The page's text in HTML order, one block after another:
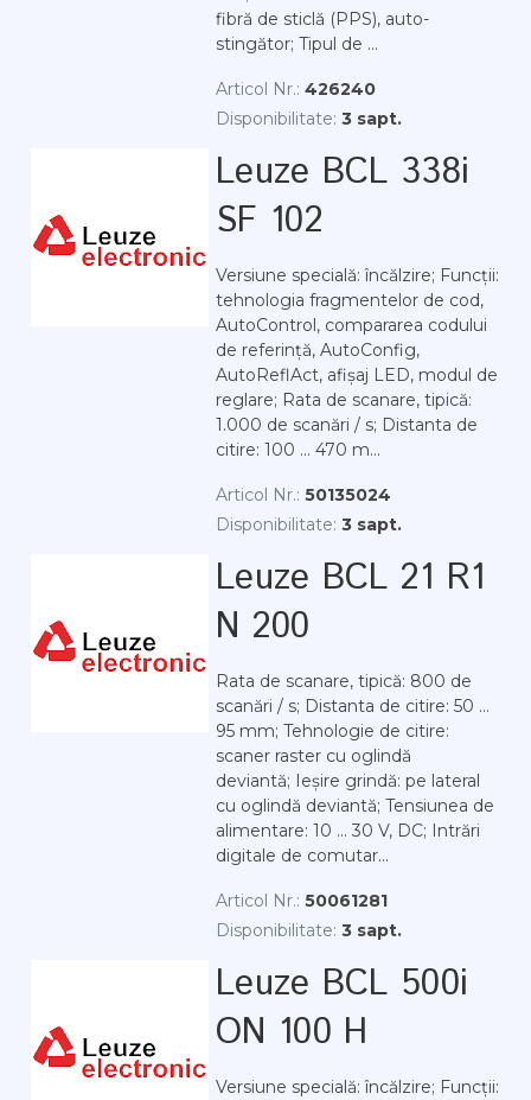
fibră de sticlă (PPS), auto-
stingător; Tipul de ...
Articol Nr.: 426240
Disponibilitate: 3 sapt.
Leuze BCL 338i
SF 102
Versiune specială: încălzire; Funcții:
tehnologia fragmentelor de cod,
AutoControl, compararea codului
de referință, AutoConfig,
AutoReflAct, afișaj LED, modul de
reglare; Rata de scanare, tipică:
1.000 de scanări / s; Distanta de
citire: 100 ... 470 m...
Articol Nr.: 50135024
Disponibilitate: 3 sapt.
Leuze BCL 21 R1
N 200
Rata de scanare, tipică: 800 de
scanări / s; Distanta de citire: 50 ...
95 mm; Tehnologie de citire:
scaner raster cu oglindă
deviantă; Ieșire grindă: pe lateral
cu oglindă deviantă; Tensiunea de
alimentare: 10 ... 30 V, DC; Intrări
digitale de comutar...
Articol Nr.: 50061281
Disponibilitate: 3 sapt.
Leuze BCL 500i
ON 100 H
Versiune specială: încălzire; Funcții: